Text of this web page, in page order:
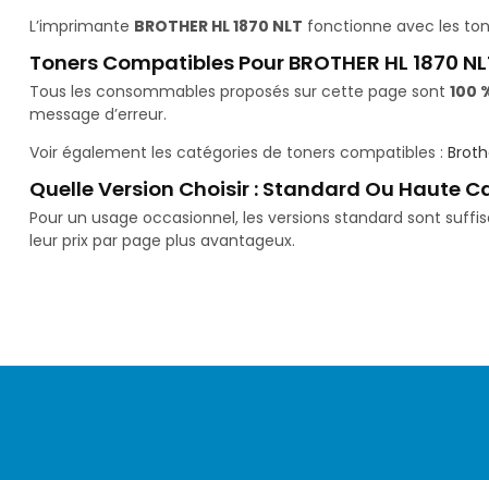
L’imprimante BROTHER HL 1870 NLT fonctionne avec les
Toners Compatibles Pour BROTHER HL 1870
Tous les consommables proposés sur cette page sont 100
message d’erreur.
Voir également les catégories de toners compatibles :
Quelle Version Choisir : Standard Ou Haute
Pour un usage occasionnel, les versions standard sont
leur prix par page plus avantageux.